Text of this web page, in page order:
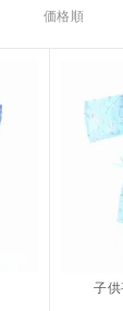
価格順
子